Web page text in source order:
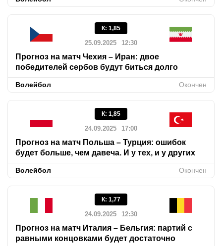
К: 1,85
25.09.2025 12:30
Прогноз на матч Чехия – Иран: двое
победителей сербов будут биться долго
Волейбол Окончен
К: 1,85
24.09.2025 17:00
Прогноз на матч Польша – Турция: ошибок
будет больше, чем давеча. И у тех, и у других
Волейбол Окончен
К: 1,77
24.09.2025 12:30
Прогноз на матч Италия – Бельгия: партий с
равными концовками будет достаточно